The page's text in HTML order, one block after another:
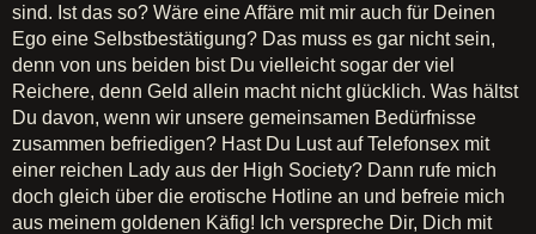
sind. Ist das so? Wäre eine Affäre mit mir auch für Deinen
Ego eine Selbstbestätigung? Das muss es gar nicht sein,
denn von uns beiden bist Du vielleicht sogar der viel
Reichere, denn Geld allein macht nicht glücklich. Was hältst
Du davon, wenn wir unsere gemeinsamen Bedürfnisse
zusammen befriedigen? Hast Du Lust auf Telefonsex mit
einer reichen Lady aus der High Society? Dann rufe mich
doch gleich über die erotische Hotline an und befreie mich
aus meinem goldenen Käfig! Ich verspreche Dir, Dich mit